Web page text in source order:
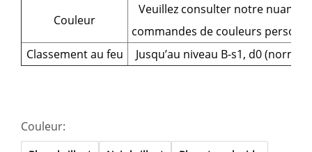
Couleur
Veuillez consulter notre
commandes de couleurs
Classement au feu
Jusqu’au niveau B-s1, d0
Couleur: